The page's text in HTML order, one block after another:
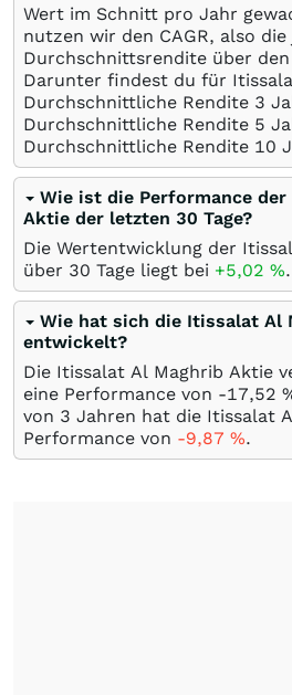
Wert im Schnitt pro Jahr
nutzen wir den CAGR, also
Durchschnittsrendite über
Darunter findest du für
Durchschnittliche Rendite 3
Durchschnittliche Rendite 5
Durchschnittliche Rendite 10
Wie ist die Performance
Aktie der letzten 30 Tage?
Die Wertentwicklung der
über 30 Tage liegt bei +5,02 %.
Wie hat sich die Itissalat Al
entwickelt?
Die Itissalat Al Maghrib Aktie
eine Performance von -17,52
von 3 Jahren hat die Itissalat
Performance von -9,87 %.